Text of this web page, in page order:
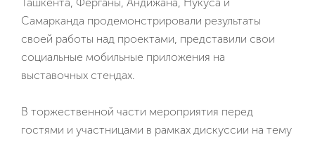
Самарканда продемонстрировали результаты
своей работы над проектами, представили свои
социальные мобильные приложения на
выставочных стендах.
В торжественной части мероприятия перед
гостями и участницами в рамках дискуссии на тему